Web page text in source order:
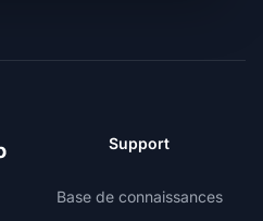
Support
Base de connaissances